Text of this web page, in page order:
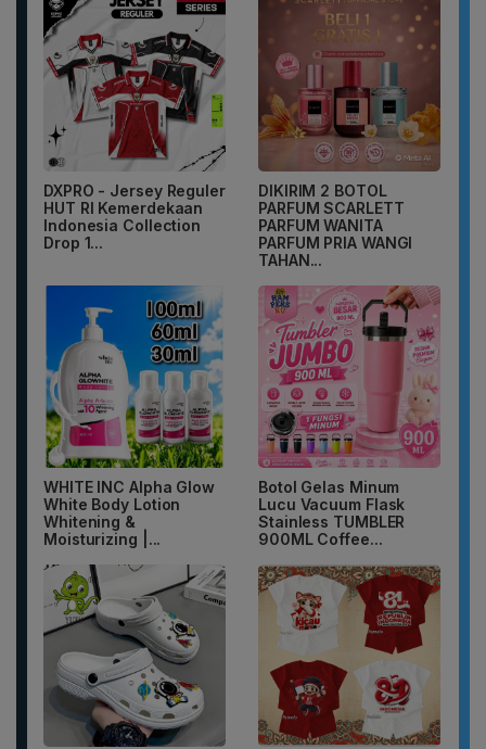
DXPRO - Jersey Reguler
HUT RI Kemerdekaan
Indonesia Collection
Drop 1...
DIKIRIM 2 BOTOL
PARFUM SCARLETT
PARFUM WANITA
PARFUM PRIA WANGI
TAHAN...
WHITE INC Alpha Glow
White Body Lotion
Whitening &
Moisturizing |...
Botol Gelas Minum
Lucu Vacuum Flask
Stainless TUMBLER
900ML Coffee...